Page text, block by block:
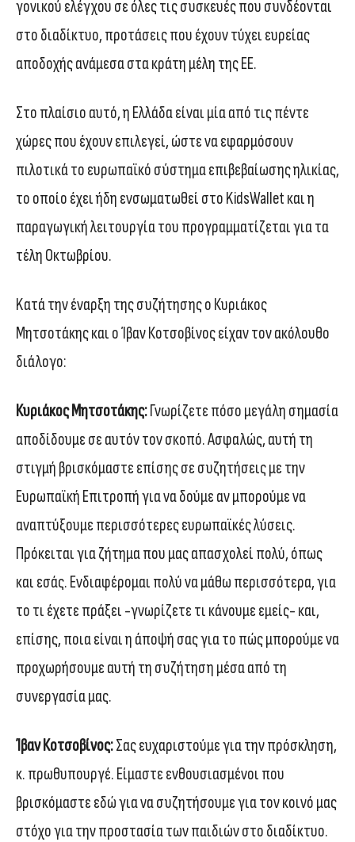
γονικού ελέγχου σε όλες τις συσκευές που συνδέονται
στο διαδίκτυο, προτάσεις που έχουν τύχει ευρείας
αποδοχής ανάμεσα στα κράτη μέλη της ΕΕ.
Στο πλαίσιο αυτό, η Ελλάδα είναι μία από τις πέντε
χώρες που έχουν επιλεγεί, ώστε να εφαρμόσουν
πιλοτικά το ευρωπαϊκό σύστημα επιβεβαίωσης ηλικίας,
το οποίο έχει ήδη ενσωματωθεί στο KidsWallet και η
παραγωγική λειτουργία του προγραμματίζεται για τα
τέλη Οκτωβρίου.
Kατά την έναρξη της συζήτησης ο Κυριάκος
Μητσοτάκης και ο Ίβαν Κοτσοβίνος είχαν τον ακόλουθο
διάλογο:
Κυριάκος Μητσοτάκης:Γνωρίζετε πόσο μεγάλη σημασία
αποδίδουμε σε αυτόν τον σκοπό. Ασφαλώς, αυτή τη
στιγμή βρισκόμαστε επίσης σε συζητήσεις με την
Ευρωπαϊκή Επιτροπή για να δούμε αν μπορούμε να
αναπτύξουμε περισσότερες ευρωπαϊκές λύσεις.
Πρόκειται για ζήτημα που μας απασχολεί πολύ, όπως
και εσάς. Ενδιαφέρομαι πολύ να μάθω περισσότερα, για
το τι έχετε πράξει -γνωρίζετε τι κάνουμε εμείς- και,
επίσης, ποια είναι η άποψή σας για το πώς μπορούμε να
προχωρήσουμε αυτή τη συζήτηση μέσα από τη
συνεργασία μας.
Ίβαν Κοτσοβίνος:Σας ευχαριστούμε για την πρόσκληση,
κ. πρωθυπουργέ. Είμαστε ενθουσιασμένοι που
βρισκόμαστε εδώ για να συζητήσουμε για τον κοινό μας
στόχο για την προστασία των παιδιών στο διαδίκτυο.